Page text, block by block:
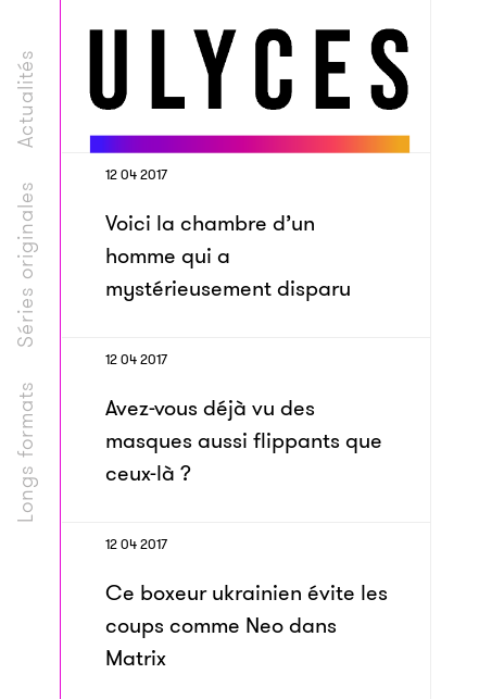
Longs formats
Séries originales
Actualités
12 04 2017
Voici la chambre d’un
homme qui a
mystérieusement disparu
12 04 2017
Avez-vous déjà vu des
masques aussi flippants que
ceux-là ?
12 04 2017
Ce boxeur ukrainien évite les
coups comme Neo dans
Matrix